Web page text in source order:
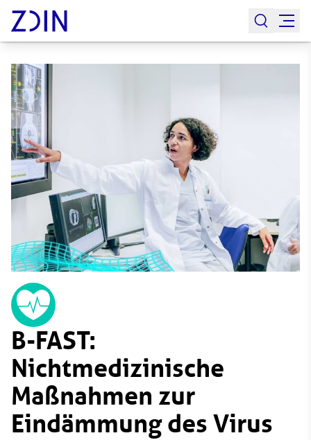
B-FAST:
Nichtmedizinische
Maßnahmen zur
Eindämmung des Virus